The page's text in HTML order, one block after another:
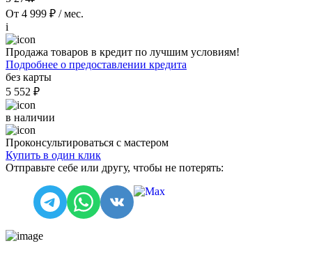
От 4 999 ₽ / мес.
i
Продажа товаров в кредит по лучшим условиям!
Подробнее о предоставлении кредита
без карты
5 552 ₽
в наличии
Проконсультироваться с мастером
Купить в один клик
Отправьте себе или другу, чтобы не потерять: